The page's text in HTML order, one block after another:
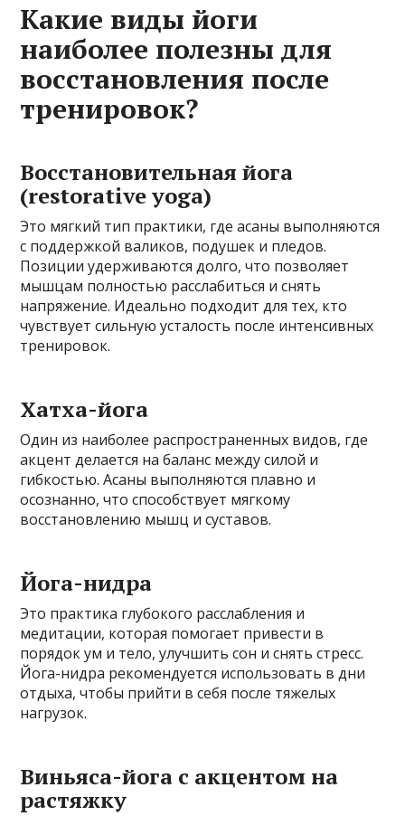
Какие виды йоги
наиболее полезны для
восстановления после
тренировок?
Восстановительная йога
(restorative yoga)
Это мягкий тип практики, где асаны выполняются
с поддержкой валиков, подушек и пледов.
Позиции удерживаются долго, что позволяет
мышцам полностью расслабиться и снять
напряжение. Идеально подходит для тех, кто
чувствует сильную усталость после интенсивных
тренировок.
Хатха-йога
Один из наиболее распространенных видов, где
акцент делается на баланс между силой и
гибкостью. Асаны выполняются плавно и
осознанно, что способствует мягкому
восстановлению мышц и суставов.
Йога-нидра
Это практика глубокого расслабления и
медитации, которая помогает привести в
порядок ум и тело, улучшить сон и снять стресс.
Йога-нидра рекомендуется использовать в дни
отдыха, чтобы прийти в себя после тяжелых
нагрузок.
Виньяса-йога с акцентом на
растяжку